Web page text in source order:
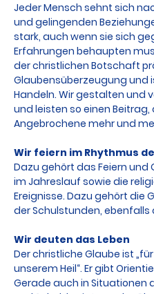
Jeder Mensch sehnt sich
und gelingenden
stark, auch wenn sie sich
Erfahrungen behaupten
der christlichen Botschaft
Glaubensüberzeugung und
Handeln. Wir gestalten und
und leisten so einen Beitrag,
Angebrochene mehr und
Wir feiern im Rhythmus
Dazu gehört das Feiern
im Jahreslauf sowie die
Ereignisse. Dazu gehört die
der Schulstunden, ebenfalls
Wir deuten das Leben
Der christliche Glaube ist
unserem Heil“. Er gibt
Gerade auch in Situationen